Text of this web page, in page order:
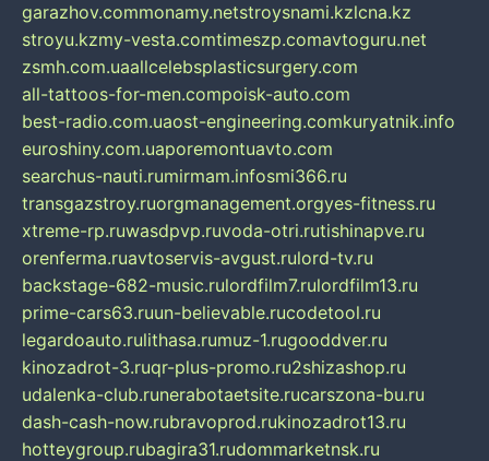
garazhov.commonamy.netstroysnami.kzlcna.kz
stroyu.kzmy-vesta.comtimeszp.comavtoguru.net
zsmh.com.uaallcelebsplasticsurgery.com
all-tattoos-for-men.compoisk-auto.com
best-radio.com.uaost-engineering.comkuryatnik.info
euroshiny.com.uaporemontuavto.com
searchus-nauti.rumirmam.infosmi366.ru
transgazstroy.ruorgmanagement.orgyes-fitness.ru
xtreme-rp.ruwasdpvp.ruvoda-otri.rutishinapve.ru
orenferma.ruavtoservis-avgust.rulord-tv.ru
backstage-682-music.rulordfilm7.rulordfilm13.ru
prime-cars63.ruun-believable.rucodetool.ru
legardoauto.rulithasa.rumuz-1.rugooddver.ru
kinozadrot-3.ruqr-plus-promo.ru2shizashop.ru
udalenka-club.runerabotaetsite.rucarszona-bu.ru
dash-cash-now.rubravoprod.rukinozadrot13.ru
hotteygroup.rubagira31.rudommarketnsk.ru